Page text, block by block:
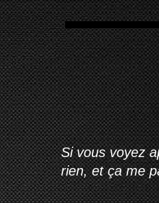
Si vous voyez
rien, et ça me